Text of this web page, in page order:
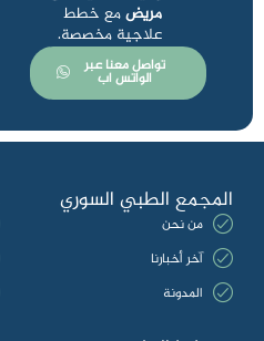
مريضمع خطط
علاجية مخصصة.
تواصل معنا عبر
الواتس اب
المجمع الطبي السوري
من نحن
آخر أخبارنا
المدونة